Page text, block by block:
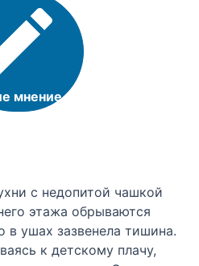
мнение
с недопитой чашкой
этажа обрываются
в ушах зазвенела тишина.
к детскому плачу,